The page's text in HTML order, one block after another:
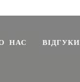
нас відгуки